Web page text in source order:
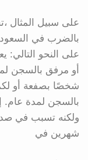
على سبيل المثال
بالضرب في
على النحو
أو مرفق بالسجن
شخصًا بصفعة أو
بالسجن لمدة عام.
ولكنه تسبب في
شهرين في